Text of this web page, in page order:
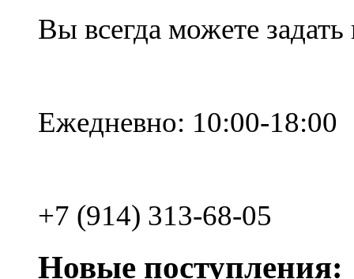
Вы всегда можете
Ежедневно: 10:00-18:00
+7 (914) 313-68-05
Новые поступления: